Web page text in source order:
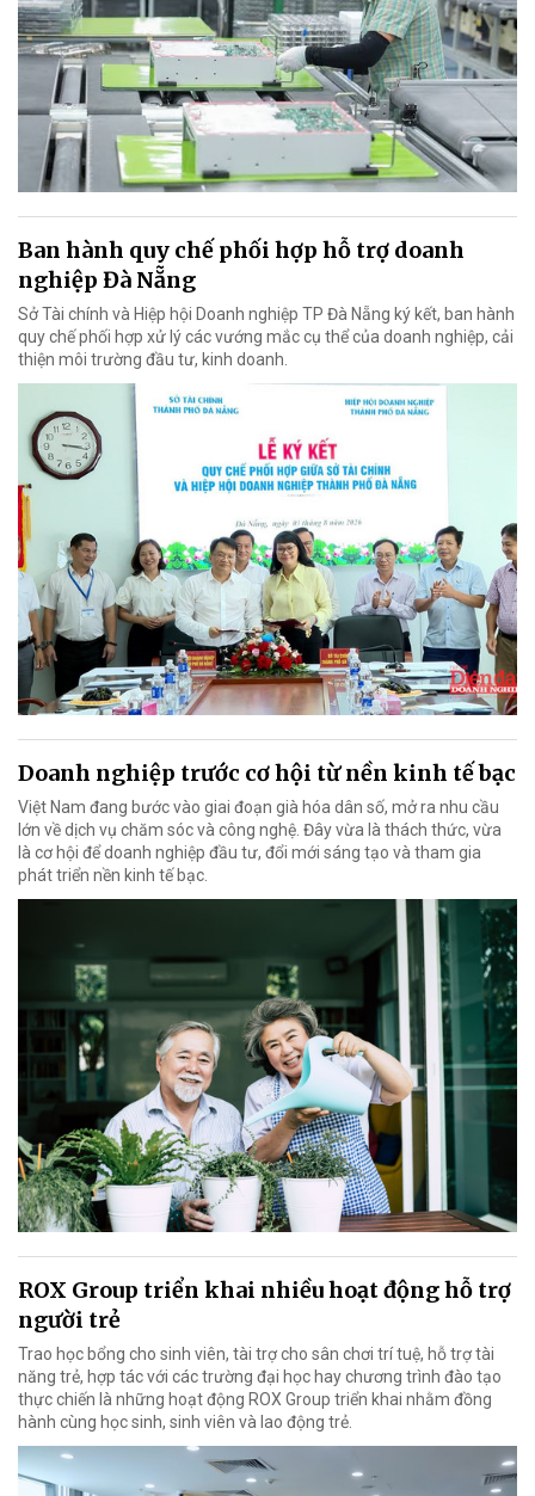
Ban hành quy chế phối hợp hỗ trợ doanh
nghiệp Đà Nẵng
Sở Tài chính và Hiệp hội Doanh nghiệp TP Đà Nẵng ký kết, ban hành
quy chế phối hợp xử lý các vướng mắc cụ thể của doanh nghiệp, cải
thiện môi trường đầu tư, kinh doanh.
Doanh nghiệp trước cơ hội từ nền kinh tế bạc
Việt Nam đang bước vào giai đoạn già hóa dân số, mở ra nhu cầu
lớn về dịch vụ chăm sóc và công nghệ. Đây vừa là thách thức, vừa
là cơ hội để doanh nghiệp đầu tư, đổi mới sáng tạo và tham gia
phát triển nền kinh tế bạc.
ROX Group triển khai nhiều hoạt động hỗ trợ
người trẻ
Trao học bổng cho sinh viên, tài trợ cho sân chơi trí tuệ, hỗ trợ tài
năng trẻ, hợp tác với các trường đại học hay chương trình đào tạo
thực chiến là những hoạt động ROX Group triển khai nhằm đồng
hành cùng học sinh, sinh viên và lao động trẻ.